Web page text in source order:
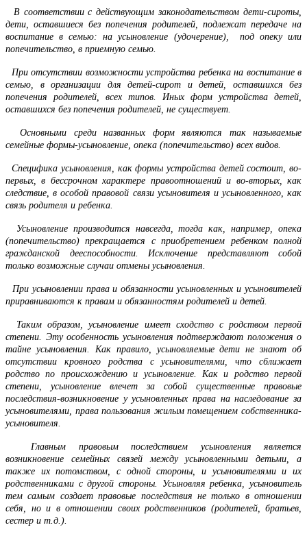
В соответствии с действующим законодательством дети-сироты,
дети, оставшиеся без попечения родителей, подлежат передаче на
воспитание в семью: на усыновление (удочерение), под опеку или
попечительство, в приемную семью.
При отсутствии возможности устройства ребенка на воспитание в
семью, в организации для детей-сирот и детей, оставшихся без
попечения родителей, всех типов. Иных форм устройства детей,
оставшихся без попечения родителей, не существует.
Основными среди названных форм являются так называемые
семейные формы-усыновление, опека (попечительство) всех видов.
Специфика усыновления, как формы устройства детей состоит, во-
первых, в бессрочном характере правоотношений и во-вторых, как
следствие, в особой правовой связи усыновителя и усыновленного, как
связь родителя и ребенка.
Усыновление производится навсегда, тогда как, например, опека
(попечительство) прекращается с приобретением ребенком полной
гражданской дееспособности. Исключение представляют собой
только возможные случаи отмены усыновления.
При усыновлении права и обязанности усыновленных и усыновителей
приравниваются к правам и обязанностям родителей и детей.
Таким образом, усыновление имеет сходство с родством первой
степени. Эту особенность усыновления подтверждают положения о
тайне усыновления. Как правило, усыновляемые дети не знают об
отсутствии кровного родства с усыновителями, что сближает
родство по происхождению и усыновление. Как и родство первой
степени, усыновление влечет за собой существенные правовые
последствия-возникновение у усыновленных права на наследование за
усыновителями, права пользования жилым помещением собственника-
усыновителя.
Главным правовым последствием усыновления является
возникновение семейных связей между усыновленными детьми, а
также их потомством, с одной стороны, и усыновителями и их
родственниками с другой стороны. Усыновляя ребенка, усыновитель
тем самым создает правовые последствия не только в отношении
себя, но и в отношении своих родственников (родителей, братьев,
сестер и т.д.).